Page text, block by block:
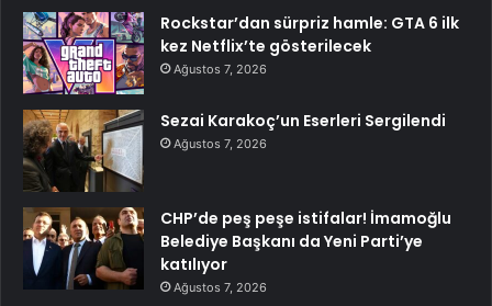
Rockstar’dan sürpriz hamle: GTA 6 ilk
kez Netflix’te gösterilecek
Ağustos 7, 2026
Sezai Karakoç’un Eserleri Sergilendi
Ağustos 7, 2026
CHP’de peş peşe istifalar! İmamoğlu
Belediye Başkanı da Yeni Parti’ye
katılıyor
Ağustos 7, 2026